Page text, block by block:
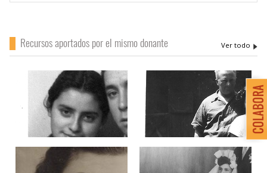
Recursos aportados por el mismo donante